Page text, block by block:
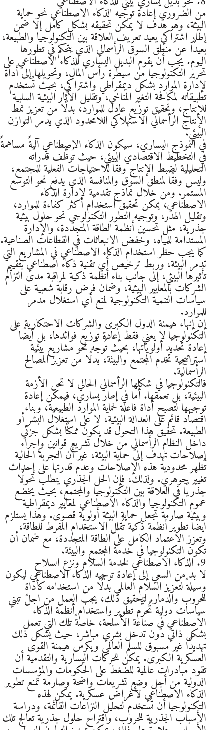
من الضروري إعادة توجيه الذكاء الاصطناعي نحو حماية
البيئة، وهو هدف لا يمكن تحقيقه بشكل كامل إلا ضمن
إطار اشتراكي يعيد تعريف العلاقة بين التكنولوجيا والطبيعة،
بعيدًا عن منطق السوق الرأسمالي الذي يتحكم في تطورها
اليوم. يجب أن يقوم البديل اليساري للذكاء الاصطناعي على
تحرير التكنولوجيا من سيطرة رأس المال، وتحويلها إلى أداة
لإدارة الموارد بشكل ديمقراطي واشتراكي، بحيث تُستخدم
تطبيقاته لمكافحة التغير المناخي، وتقليل الآثار البيئية السلبية
للإنتاج، وتحقيق توزيع عادل للموارد، بدلًا من تعزيز نمط
الإنتاج الرأسمالي الاستهلاكي اللامحدود الذي يدمر التوازن
البيئي.
في النموذج اليساري، سيكون الذكاء الاصطناعي آليةً مساهمةً
في التخطيط الاقتصادي البيئي، حيث تُوظَّف قدراته
التحليلية لضبط الإنتاج وفقًا للاحتياجات الفعلية للمجتمع،
وليس وفقًا لمنطق السوق والمنافسة الذي يدفع نحو التوسع
المستمر. ومن خلال نماذج تقدمية لإدارة الذكاء
الاصطناعي، يمكن تحقيق استخدام أكثر كفاءة للموارد،
وتقليل الهدر، وتوجيه التطور التكنولوجي نحو حلول بيئية
جذرية، مثل تحسين أنظمة الطاقة المتجددة، والإدارة
المستدامة للمياه، وخفض الانبعاثات في القطاعات الصناعية.
كما يجب حظر استخدام الذكاء الاصطناعي في المشاريع التي
تدمر البيئة، وربط ترخيص أي تقنية ذكاء اصطناعي بتقييم
تأثيرها البيئي، إلى جانب بناء أنظمة ذكية لمراقبة مدى التزام
الشركات بالمعايير البيئية، وضمان فرض رقابة شعبية على
سياسات التنمية التكنولوجية لمنع أي استغلال مدمر
للموارد.
إن إنهاء هيمنة الدول الكبرى والشركات الاحتكارية على
التكنولوجيا لا يعني فقط إعادة توزيع فوائدها، بل أيضًا
إعادة تحديد أولوياتها، بحيث تُوجَّه نحو مشاريع بيئية
استراتيجية تخدم المجتمع والبيئة، بدلًا من تعزيز المصالح
الرأسمالية.
فالتكنولوجيا في شكلها الرأسمالي الحالي لا تحل الأزمة
البيئية، بل تعمقها. أما في إطار يساري، فيمكن إعادة
توجيهها لتصبح أداة فاعلة لحماية الموارد الطبيعية، وبناء
اقتصاد قائم على العدالة البيئية، لا على استغلال البشر أو
الطبيعة. تحقيق هذا التحول قد يكون ممكنًا بشكل جزئي
داخل النظام الرأسمالي من خلال تشريع قوانين وإجراء
إصلاحات تهدف إلى حماية البيئة، غير أن التجربة الحالية
تُظهر محدودية هذه الإصلاحات وعدم قدرتها على إحداث
تغيير جوهري. ولذلك، فإن الحل الجذري يتطلب تحولًا
جذريًا في العلاقة بين التكنولوجيا والمجتمع، بحيث يخضع
عموم التكنولوجيا والذكاء الاصطناعي لمعايير ديمقراطية
وبيئية صارمة تجعل حماية البيئة أولوية قصوى. وهذا يستلزم
ايضا تطوير أنظمة ذكية تُقلل الاستخدام المفرط للطاقة،
وتعزز الاعتماد الكامل على الطاقة المتجددة، مع ضمان أن
تكون التكنولوجيا في خدمة المجتمع والبيئة.
لا بد من السعي إلى إعادة توجيه الذكاء الاصطناعي ليكون
وسيلةً لتعزيز السلام العالمي بدلًا من استخدامه كأداةٍ
للحروب والدمار. لتحقيق ذلك، يجب العمل من اجل تبني
سياسات دولية تُحرّم تطوير واستخدام أنظمة الذكاء
الاصطناعي في صناعة الأسلحة، خاصةً تلك التي تعمل
بشكل ذاتي دون تدخل بشري مباشر، حيث يشكل ذلك
تهديدًا غير مسبوق للسلم العالمي ويكرس هيمنة القوى
العسكرية الكبرى. يمكن للحركات اليسارية والتقدمية أن
تقود مبادرات عالمية للضغط على الحكومات والمؤسسات
الدولية من أجل وضع تشريعات واضحة وصارمة تمنع تطوير
الذكاء الاصطناعي لأغراض عسكرية. يمكن لهذه
التكنولوجيا أن تُستخدم لتحليل النزاعات القائمة، ودراسة
الأسباب الجذرية للحروب، واقتراح حلول جذرية تعالج تلك